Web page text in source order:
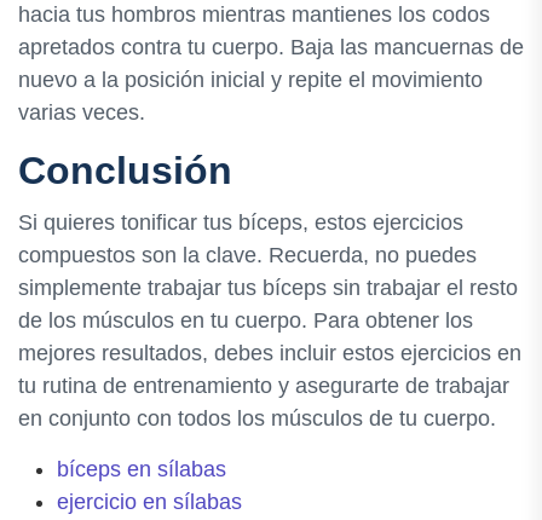
hacia tus hombros mientras mantienes los codos
apretados contra tu cuerpo. Baja las mancuernas de
nuevo a la posición inicial y repite el movimiento
varias veces.
Conclusión
Si quieres tonificar tus bíceps, estos ejercicios
compuestos son la clave. Recuerda, no puedes
simplemente trabajar tus bíceps sin trabajar el resto
de los músculos en tu cuerpo. Para obtener los
mejores resultados, debes incluir estos ejercicios en
tu rutina de entrenamiento y asegurarte de trabajar
en conjunto con todos los músculos de tu cuerpo.
bíceps en sílabas
ejercicio en sílabas